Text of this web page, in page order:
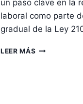
un paso clave en la
laboral como parte
gradual de la Ley
LEER MÁS REDUCCIÓN